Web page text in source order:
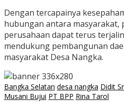
Dengan tercapainya
hubungan antara masyarakat,
perusahaan dapat terus
mendukung pembangunan
masyarakat Desa Nangka.
Bangka Selatan desa nangka Didit
Musani Bujui PT BPP Rina Tarol